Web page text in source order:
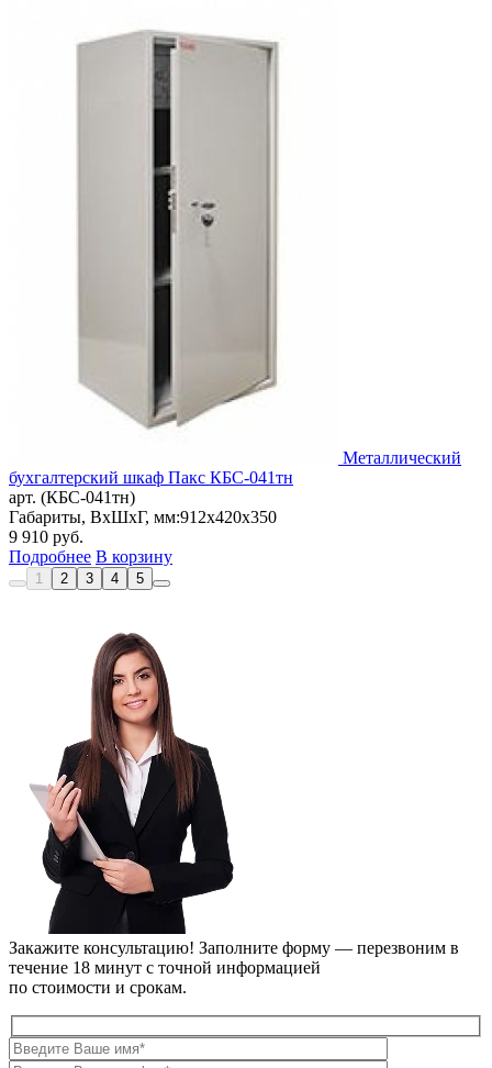
Металлический
бухгалтерский шкаф Пакс КБС-041тн
арт. (КБС-041тн)
Габариты, ВxШxГ, мм:912x420x350
9 910 руб.
Подробнее В корзину
1 2 3 4 5
Закажите консультацию! Заполните форму — перезвоним в
течение 18 минут с точной информацией
по стоимости и срокам.